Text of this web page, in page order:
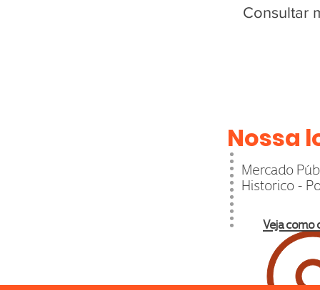
Consultar
Nossa
Mercado
Historico -
Veja como